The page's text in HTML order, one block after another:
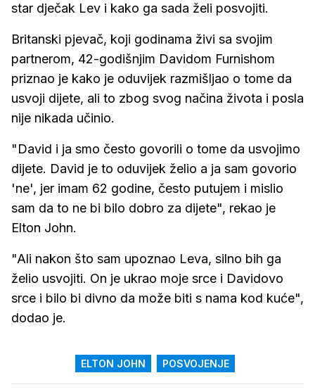
star dječak Lev i kako ga sada želi posvojiti.
Britanski pjevač, koji godinama živi sa svojim
partnerom, 42-godišnjim Davidom Furnishom
priznao je kako je oduvijek razmišljao o tome da
usvoji dijete, ali to zbog svog načina života i posla
nije nikada učinio.
"David i ja smo često govorili o tome da usvojimo
dijete. David je to oduvijek želio a ja sam govorio
'ne', jer imam 62 godine, često putujem i mislio
sam da to ne bi bilo dobro za dijete", rekao je
Elton John.
"Ali nakon što sam upoznao Leva, silno bih ga
želio usvojiti. On je ukrao moje srce i Davidovo
srce i bilo bi divno da može biti s nama kod kuće",
dodao je.
ELTON JOHN POSVOJENJE